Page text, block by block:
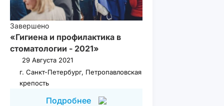
Завершено
«Гигиена и профилактика в
стоматологии - 2021»
29 Августа 2021
г. Санкт-Петербург, Петропавловская
крепость
Подробнее